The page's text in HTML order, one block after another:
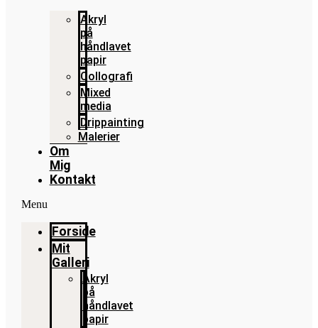
Akryl
på
håndlavet
papir
Collografi
Mixed
media
Drippainting
Malerier
Om
Mig
Kontakt
Menu
Forside
Mit
Galleri
Akryl
på
håndlavet
papir